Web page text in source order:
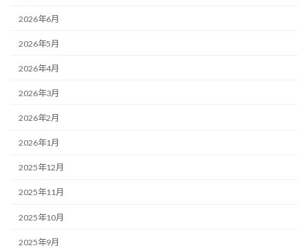
2026年6月
2026年5月
2026年4月
2026年3月
2026年2月
2026年1月
2025年12月
2025年11月
2025年10月
2025年9月